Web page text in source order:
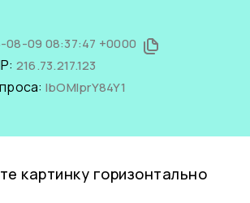
08-09 08:37:47 +0000
216.73.217.123
lbOMlprY84Y1
картинку горизонтально